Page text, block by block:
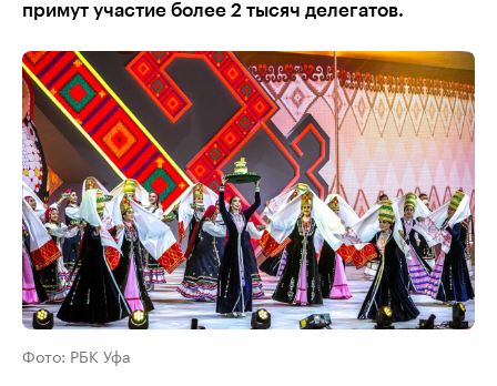
примут участие более 2 тысяч делегатов.
Фото: РБК Уфа